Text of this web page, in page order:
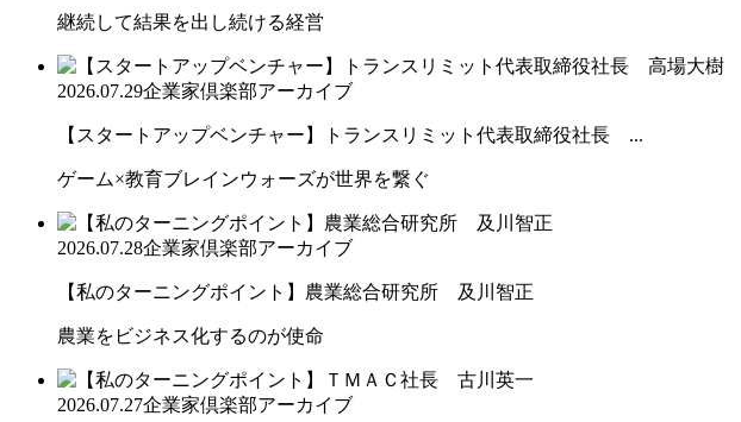
継続して結果を出し続ける経営
2026.07.29企業家倶楽部アーカイブ
【スタートアップベンチャー】トランスリミット代表取締役社長 ...
ゲーム×教育ブレインウォーズが世界を繋ぐ
2026.07.28企業家倶楽部アーカイブ
【私のターニングポイント】農業総合研究所 及川智正
農業をビジネス化するのが使命
2026.07.27企業家倶楽部アーカイブ